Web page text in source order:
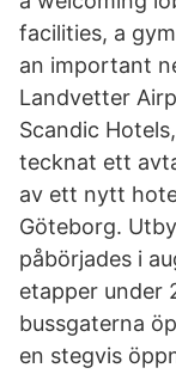
facilities, a
an important
Landvetter
Scandic
tecknat ett
av ett nytt
Göteborg.
påbörjades i
etapper under
bussgaterna
en stegvis